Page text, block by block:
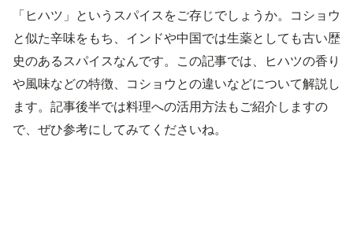
「ヒハツ」というスパイスをご存じでしょうか。コショウ
と似た辛味をもち、インドや中国では生薬としても古い歴
史のあるスパイスなんです。この記事では、ヒハツの香り
や風味などの特徴、コショウとの違いなどについて解説し
ます。記事後半では料理への活用方法もご紹介しますの
で、ぜひ参考にしてみてくださいね。